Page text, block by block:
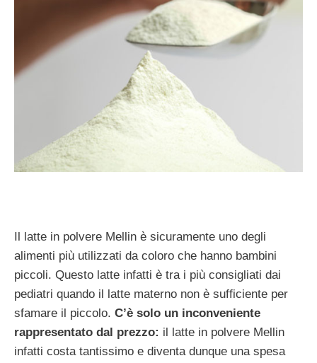
Il latte in polvere Mellin è sicuramente uno degli
alimenti più utilizzati da coloro che hanno bambini
piccoli. Questo latte infatti è tra i più consigliati dai
pediatri quando il latte materno non è sufficiente per
sfamare il piccolo. C’è solo un inconveniente
rappresentato dal prezzo: il latte in polvere Mellin
infatti costa tantissimo e diventa dunque una spesa